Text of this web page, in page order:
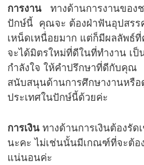
การงาน ทางด้านการงานของ
ปักษ์นี้ คุณจะ ต้องฝ่าฟันอุปสรร
เหน็ดเหนื่อยมาก แต่ก็มีผลลัพ
จะได้มิตรใหม่ที่ดีในที่ทำงาน เ
กำลังใจ ให้คำปรึกษาที่ดีกับคุณ
สนับสนุนด้านการศึกษางานหรือ
ประเทศในปักษ์นี้ด้วยค่ะ
การเงิน ทางด้านการเงินต้องรั
นะคะ ไม่เช่นนั้นมีเกณฑ์ที่จะต้อ
แน่นอนค่ะ